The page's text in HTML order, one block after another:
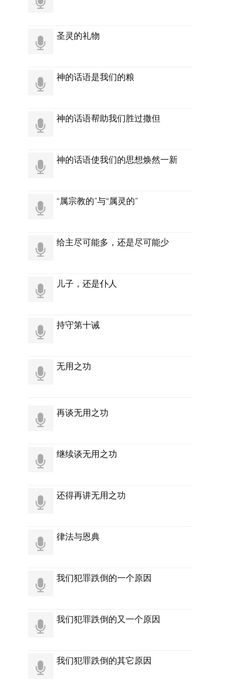
圣灵的礼物
神的话语是我们的粮
神的话语帮助我们胜过撒但
神的话语使我们的思想焕然一新
“属宗教的”与“属灵的”
给主尽可能多，还是尽可能少
儿子，还是仆人
持守第十诫
无用之功
再谈无用之功
继续谈无用之功
还得再讲无用之功
律法与恩典
我们犯罪跌倒的一个原因
我们犯罪跌倒的又一个原因
我们犯罪跌倒的其它原因